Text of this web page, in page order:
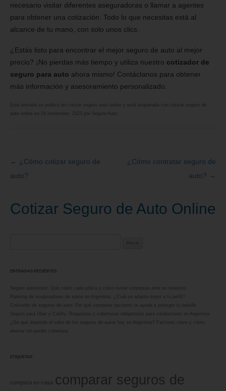
necesario visitar diferentes aseguradoras o llamar a agentes
para obtener una cotización. Todo lo que necesitas está al
alcance de tu mano, con solo unos clics.
¿Estás listo para encontrar el mejor seguro de auto al mejor
precio? ¡No pierdas más tiempo y utiliza nuestro cotizador de
seguro para auto ahora mismo! Contáctanos para obtener
más información y asesoramiento personalizado.
cotizar seguro auto online
cotizar seguro de
Seguro Auto
Navegación
← ¿Cómo cotizar seguro de
auto?
¿Cómo contratar seguro de
auto? →
Cotizar Seguro de Auto Online
ENTRADAS RECIENTES
Seguro automotor: Qué cubre cada póliza y cómo evitar sorpresas ante un siniestro
Cotizador de seguros de auto: Por qué comparar opciones te ayuda a proteger tu bolsillo
Seguro para Uber y Cabify: Requisitos y coberturas obligatorias para conductores en Argentina
ETIQUETAS
compara en casa comparar seguros de